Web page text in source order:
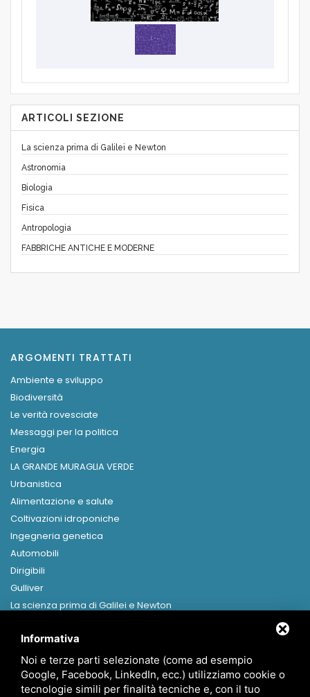
ARTICOLI SEZIONE
La scienza prima di Galilei e Newton
Astronomia
Biologia
Fisica
Antropologia
FABBRICHE ANTICHE E MODERNE
ARGOMENTI TRATTATI
Ambiente e sviluppo
Biodiversità
Le verità rovesciate
Messaggi per la politica
Energia
LA GRANDE MURAGLIA VERDE
Urbanistica
Alimentazione e salute
Coltivazioni idroponiche
Ingegneria genetica
Automobili
Dirigibili
Gulliver
La scienza prima di Galilei e Newton
Home
Presentazione
Informativa
Noi e terze parti selezionate (come ad esempio
Google, Facebook, LinkedIn, ecc.) utilizziamo cookie o
tecnologie simili per finalità tecniche e, con il tuo